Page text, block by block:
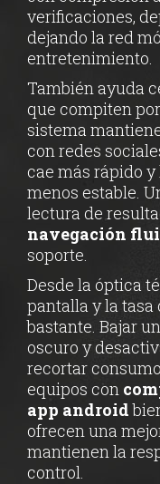
verificaciones,
dejando la red
entretenimiento.
También ayuda
que compiten
sistema
con redes
cae más rápido
menos estable.
lectura de
navegación
soporte.
Desde la óptica
pantalla y la
bastante. Bajar
oscuro y
recortar
equipos con
app android
ofrecen una
mantienen la
control.